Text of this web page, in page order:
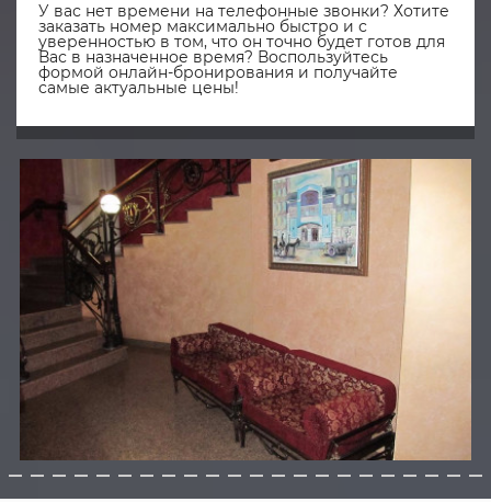
У вас нет времени на телефонные звонки? Хотите
заказать номер максимально быстро и с
уверенностью в том, что он точно будет готов для
Вас в назначенное время? Воспользуйтесь
формой онлайн-бронирования и получайте
самые актуальные цены!